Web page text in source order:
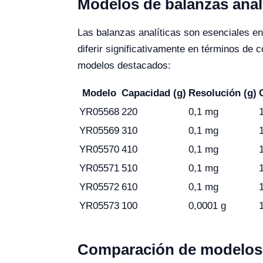
Modelos de balanzas
Las balanzas analíticas son esenciales
diferir significativamente en términos de
modelos destacados:
Modelo Capacidad (g) Resolución (g)
YR05568 220 0,1 mg
YR05569 310 0,1 mg
YR05570 410 0,1 mg
YR05571 510 0,1 mg
YR05572 610 0,1 mg
YR05573 100 0,0001 g
Comparación de